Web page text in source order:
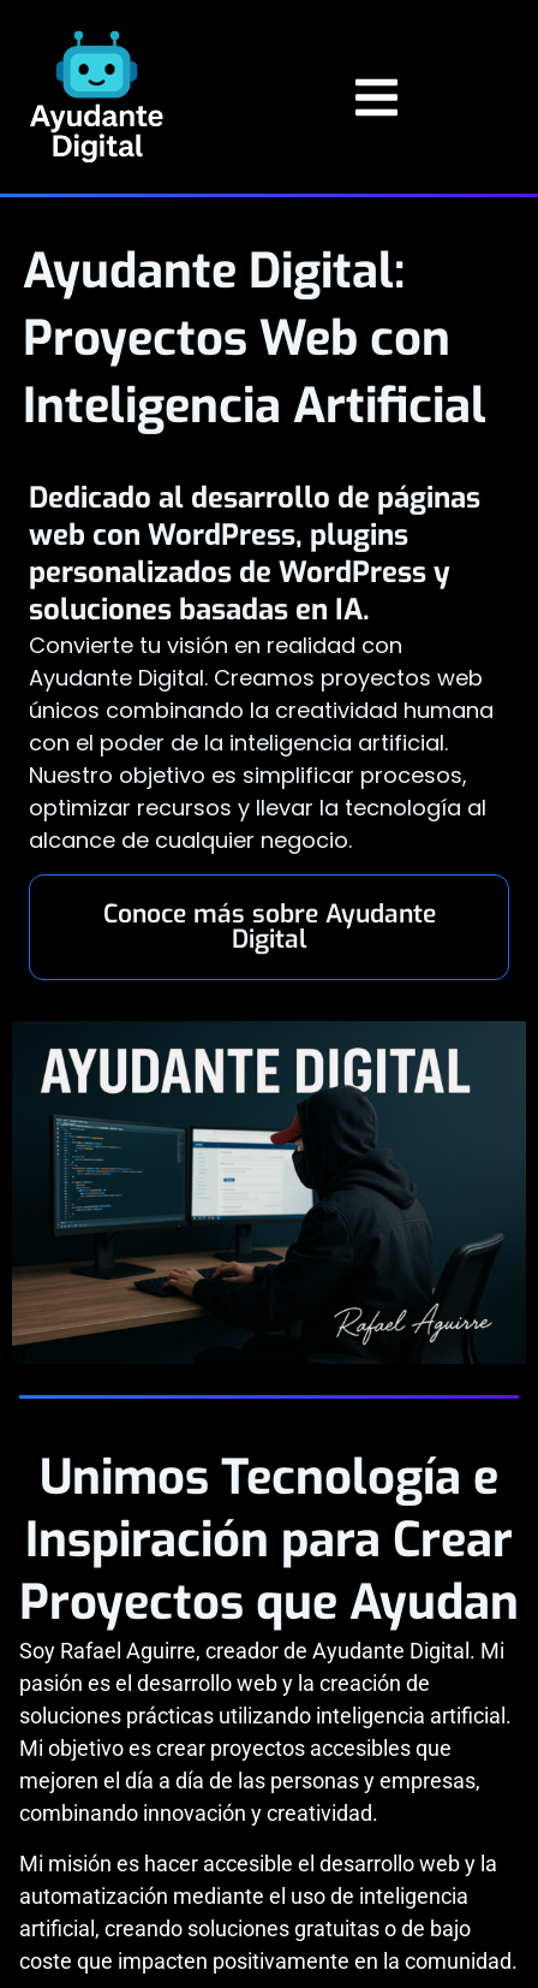
Ayudante Digital:
Proyectos Web con
Inteligencia Artificial
Dedicado al desarrollo de páginas
web con WordPress, plugins
personalizados de WordPress y
soluciones basadas en IA.
Convierte tu visión en realidad con
Ayudante Digital. Creamos proyectos web
únicos combinando la creatividad humana
con el poder de la inteligencia artificial.
Nuestro objetivo es simplificar procesos,
optimizar recursos y llevar la tecnología al
alcance de cualquier negocio.
Conoce más sobre Ayudante
Digital
Unimos Tecnología e
Inspiración para Crear
Proyectos que Ayudan
Soy Rafael Aguirre, creador de Ayudante Digital. Mi
pasión es el desarrollo web y la creación de
soluciones prácticas utilizando inteligencia artificial.
Mi objetivo es crear proyectos accesibles que
mejoren el día a día de las personas y empresas,
combinando innovación y creatividad.
Mi misión es hacer accesible el desarrollo web y la
automatización mediante el uso de inteligencia
artificial, creando soluciones gratuitas o de bajo
coste que impacten positivamente en la comunidad.